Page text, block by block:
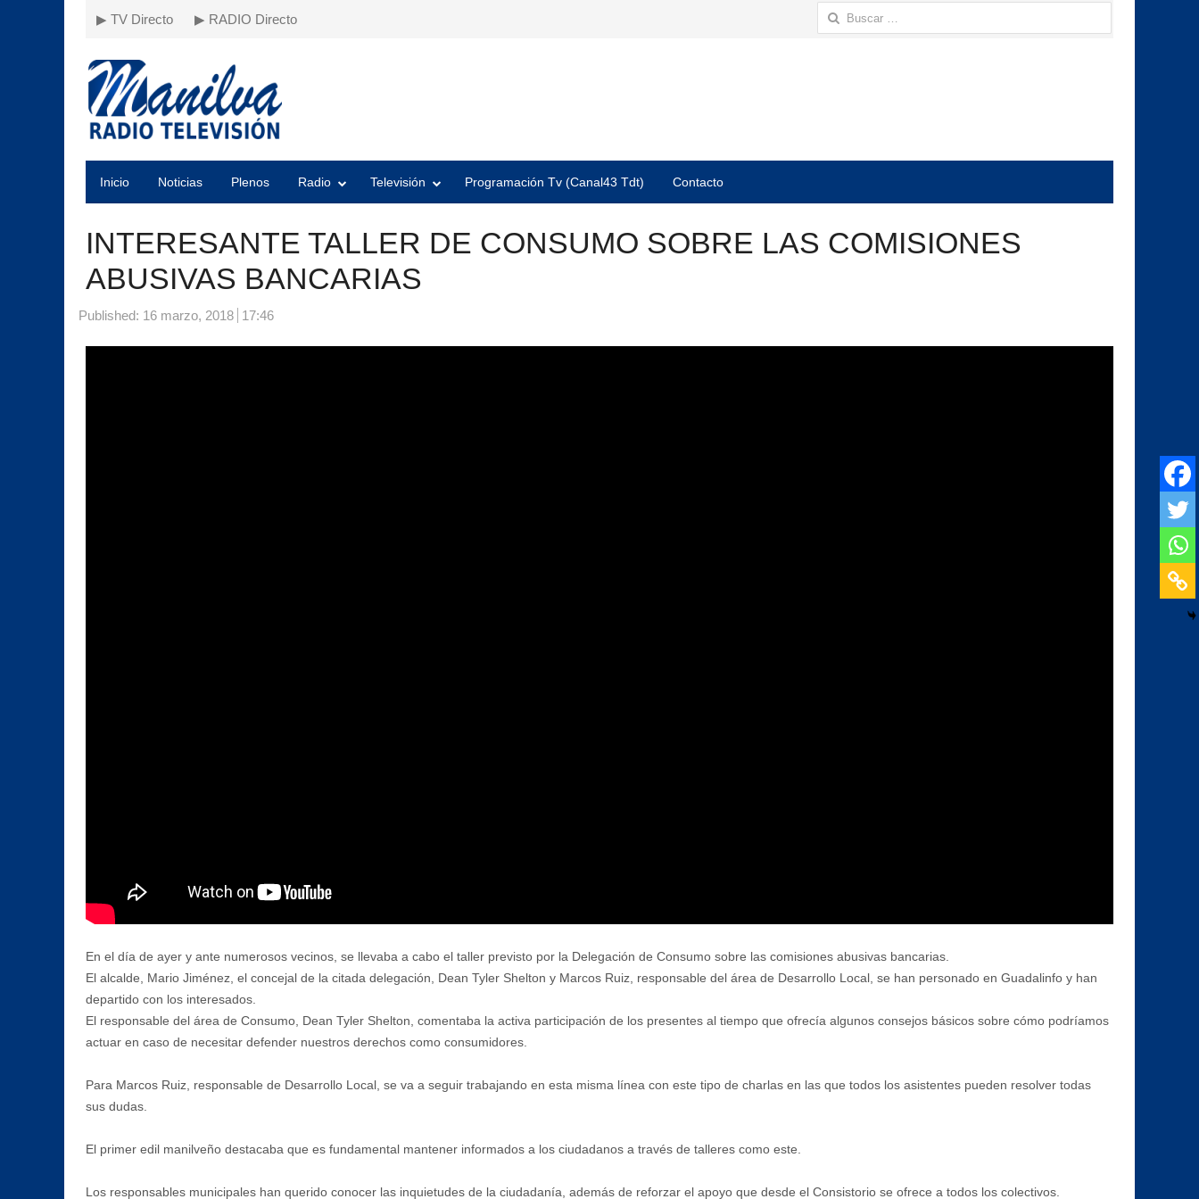
▶ TV Directo ▶ RADIO Directo Buscar:
Inicio Noticias Plenos Radio Televisión Programación Tv (Canal43 Tdt) Contacto
INTERESANTE TALLER DE CONSUMO SOBRE LAS COMISIONES
ABUSIVAS BANCARIAS
Published: 16 marzo, 2018 17:46
En el día de ayer y ante numerosos vecinos, se llevaba a cabo el taller previsto por la Delegación de Consumo sobre las comisiones abusivas bancarias.
El alcalde, Mario Jiménez, el concejal de la citada delegación, Dean Tyler Shelton y Marcos Ruiz, responsable del área de Desarrollo Local, se han personado en Guadalinfo y han
departido con los interesados.
El responsable del área de Consumo, Dean Tyler Shelton, comentaba la activa participación de los presentes al tiempo que ofrecía algunos consejos básicos sobre cómo podríamos
actuar en caso de necesitar defender nuestros derechos como consumidores.
Para Marcos Ruiz, responsable de Desarrollo Local, se va a seguir trabajando en esta misma línea con este tipo de charlas en las que todos los asistentes pueden resolver todas
sus dudas.
El primer edil manilveño destacaba que es fundamental mantener informados a los ciudadanos a través de talleres como este.
Los responsables municipales han querido conocer las inquietudes de la ciudadanía, además de reforzar el apoyo que desde el Consistorio se ofrece a todos los colectivos.